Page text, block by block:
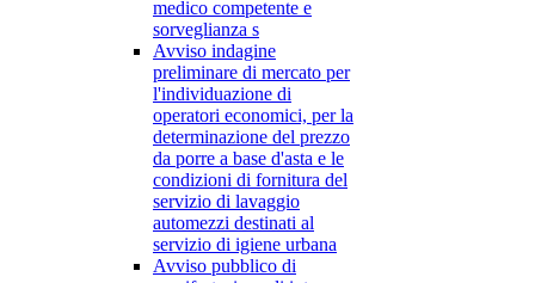
medico competente e
sorveglianza s
Avviso indagine
preliminare di mercato per
l'individuazione di
operatori economici, per la
determinazione del prezzo
da porre a base d'asta e le
condizioni di fornitura del
servizio di lavaggio
automezzi destinati al
servizio di igiene urbana
Avviso pubblico di